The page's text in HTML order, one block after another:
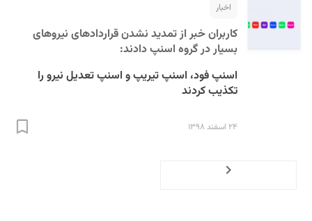
اخبار
کاربران خبر از تمدید نشدن قراردادهای نیروهای
بسیار در گروه اسنپ دادند:
اسنپ فود، اسنپ‌ تیریپ و اسنپ تعدیل نیرو را
تکذیب کردند
۲۴ اسفند ۱۳۹۸